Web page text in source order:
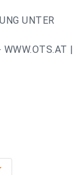
UNTER
WWW.OTS.AT |